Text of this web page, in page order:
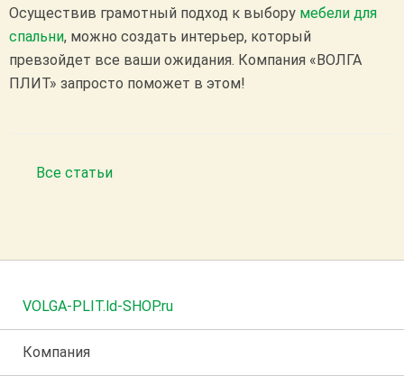
Осуществив грамотный подход к выбору мебели для
спальни, можно создать интерьер, который
превзойдет все ваши ожидания. Компания «ВОЛГА
ПЛИТ» запросто поможет в этом!
Все статьи
VOLGA-PLIT.ld-SHOP.ru
Компания